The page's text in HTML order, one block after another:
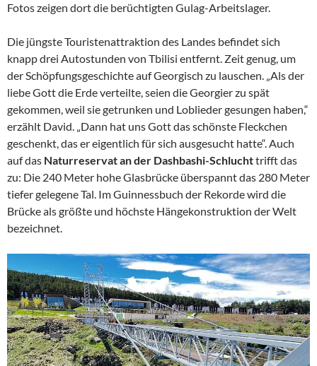
Fotos zeigen dort die berüchtigten Gulag-Arbeitslager.
Die jüngste Touristenattraktion des Landes befindet sich
knapp drei Autostunden von Tbilisi entfernt. Zeit genug, um
der Schöpfungsgeschichte auf Georgisch zu lauschen. „Als der
liebe Gott die Erde verteilte, seien die Georgier zu spät
gekommen, weil sie getrunken und Loblieder gesungen haben,“
erzählt David. „Dann hat uns Gott das schönste Fleckchen
geschenkt, das er eigentlich für sich ausgesucht hatte“. Auch
auf das Naturreservat an der Dashbashi-Schluchttrifft das
zu: Die 240 Meter hohe Glasbrücke überspannt das 280 Meter
tiefer gelegene Tal. Im Guinnessbuch der Rekorde wird die
Brücke als größte und höchste Hängekonstruktion der Welt
bezeichnet.